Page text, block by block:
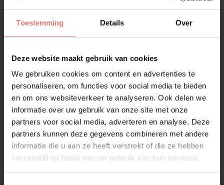
Toestemming Details Over
Deze website maakt gebruik van cookies
We gebruiken cookies om content en advertenties te
personaliseren, om functies voor social media te bieden
en om ons websiteverkeer te analyseren. Ook delen we
informatie over uw gebruik van onze site met onze
partners voor social media, adverteren en analyse. Deze
partners kunnen deze gegevens combineren met andere
informatie die u aan ze heeft verstrekt of die ze hebben
verzameld op basis van uw gebruik van hun services.
Piano & Co
€ 4695,-
Lees meer